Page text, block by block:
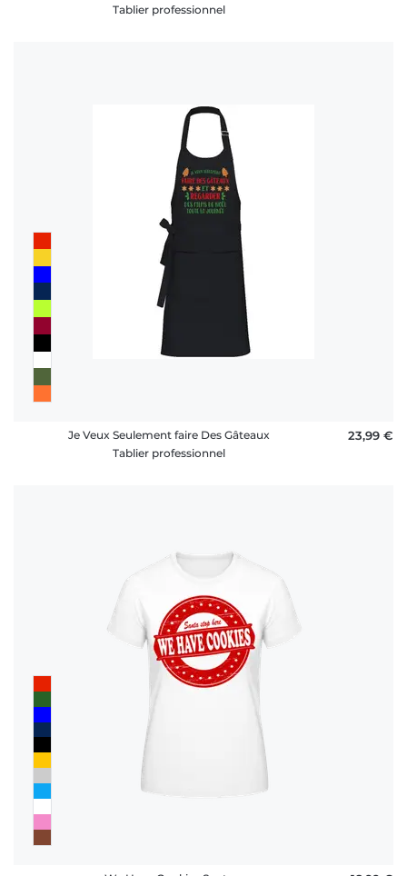
Tablier professionnel
Je Veux Seulement faire Des Gâteaux
Tablier professionnel
23,99 €